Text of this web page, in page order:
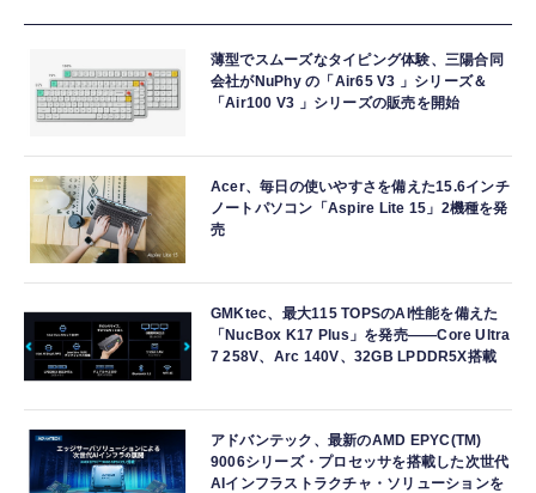
薄型でスムーズなタイピング体験、三陽合同
会社がNuPhy の「Air65 V3 」シリーズ＆
「Air100 V3 」シリーズの販売を開始
Acer、毎日の使いやすさを備えた15.6インチ
ノートパソコン「Aspire Lite 15」2機種を発
売
GMKtec、最大115 TOPSのAI性能を備えた
「NucBox K17 Plus」を発売――Core Ultra
7 258V、Arc 140V、32GB LPDDR5X搭載
アドバンテック、最新のAMD EPYC(TM)
9006シリーズ・プロセッサを搭載した次世代
AIインフラストラクチャ・ソリューションを